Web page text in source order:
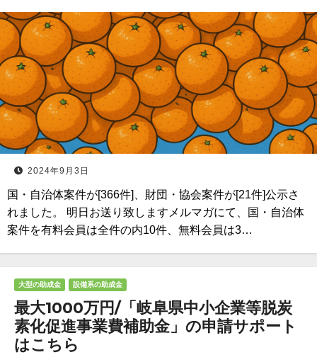
2024年9月3日
国・自治体案件が[366件]、財団・協会案件が[21件]公示さ
れました。 明日お送り致しますメルマガにて、国・自治体
案件を有料会員は全件の内10件、無料会員は3…
大型の助成金 設備系の助成金
最大1000万円/「岐阜県中小企業等脱炭
素化促進事業費補助金」の申請サポート
はこちら